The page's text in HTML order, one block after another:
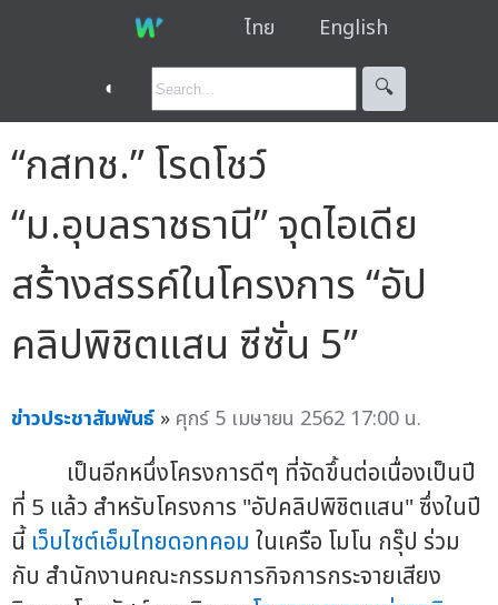
ไทย English
◐ 🔍︎
“กสทช.” โรดโชว์
“ม.อุบลราชธานี” จุดไอเดีย
สร้างสรรค์ในโครงการ “อัป
คลิปพิชิตแสน ซีซั่น 5”
ข่าวประชาสัมพันธ์ » ศุกร์ 5 เมษายน 2562 17:00 น.
เป็นอีกหนึ่งโครงการดีๆ ที่จัดขึ้นต่อเนื่องเป็นปี
ที่ 5 แล้ว สำหรับโครงการ "อัปคลิปพิชิตแสน" ซึ่งในปี
นี้ เว็บไซต์เอ็มไทยดอทคอม ในเครือ โมโน กรุ๊ป ร่วม
กับ สำนักงานคณะกรรมการกิจการกระจายเสียง